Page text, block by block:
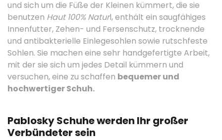
und sich um die Füße der Kleinen kümmert, die sie
benutzen Haut 100% Naturl, enthält ein saugfähiges
Innenfutter, Zehen- und Fersenschutz, trocknende
und antibakterielle Einlegesohlen sowie rutschfeste
Sohlen. Sie machen eine sehr handgefertigte Arbeit,
mit der sie sich um jedes Detail kümmern und
versuchen, eine zu schaffen bequemer und
hochwertiger Schuh.
Pablosky Schuhe werden Ihr großer
Verbündeter sein